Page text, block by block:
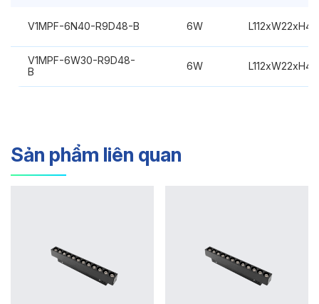
V1MPF-6N40-R9D48-B 6W
V1MPF-6W30-R9D48-
B
6W
Sản phẩm liên quan